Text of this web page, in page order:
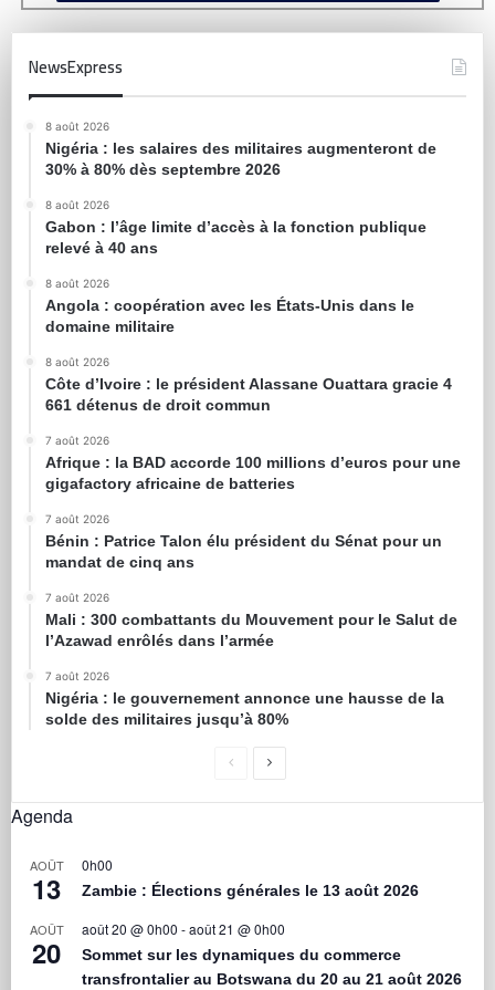
NewsExpress
8 août 2026
Nigéria : les salaires des militaires augmenteront de
30% à 80% dès septembre 2026
8 août 2026
Gabon : l’âge limite d’accès à la fonction publique
relevé à 40 ans
8 août 2026
Angola : coopération avec les États-Unis dans le
domaine militaire
8 août 2026
Côte d’Ivoire : le président Alassane Ouattara gracie 4
661 détenus de droit commun
7 août 2026
Afrique : la BAD accorde 100 millions d’euros pour une
gigafactory africaine de batteries
7 août 2026
Bénin : Patrice Talon élu président du Sénat pour un
mandat de cinq ans
7 août 2026
Mali : 300 combattants du Mouvement pour le Salut de
l’Azawad enrôlés dans l’armée
7 août 2026
Nigéria : le gouvernement annonce une hausse de la
solde des militaires jusqu’à 80%
Agenda
AOÛT
13
0h00
Zambie : Élections générales le 13 août 2026
AOÛT
20
août 20 @ 0h00 -août 21 @ 0h00
Sommet sur les dynamiques du commerce
transfrontalier au Botswana du 20 au 21 août 2026